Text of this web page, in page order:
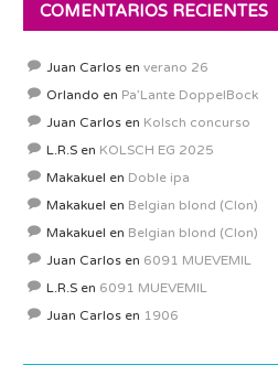
COMENTARIOS RECIENTES
Juan Carlos en verano 26
Orlando en Pa’Lante DoppelBock
Juan Carlos en Kolsch concurso
L.R.S en KOLSCH EG 2025
Makakuel en Doble ipa
Makakuel en Belgian blond (Clon)
Makakuel en Belgian blond (Clon)
Juan Carlos en 6091 MUEVEMIL
L.R.S en 6091 MUEVEMIL
Juan Carlos en 1906